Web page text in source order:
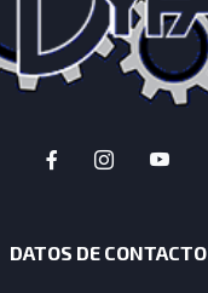
DATOS DE CONTACTO